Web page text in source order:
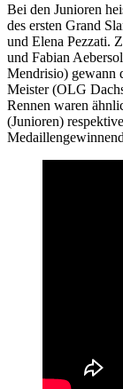
Bei den Junioren
des ersten Grand
und Elena Pezzati.
und Fabian
Mendrisio) gewann
Meister (OLG
Rennen waren
(Junioren)